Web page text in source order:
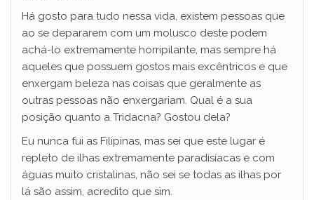
Há gosto para tudo nessa vida, existem pessoas que
ao se depararem com um molusco deste podem
achá-lo extremamente horripilante, mas sempre há
aqueles que possuem gostos mais excêntricos e que
enxergam beleza nas coisas que geralmente as
outras pessoas não enxergariam. Qual é a sua
posição quanto a Tridacna? Gostou dela?
Eu nunca fui as Filipinas, mas sei que este lugar é
repleto de ilhas extremamente paradisíacas e com
águas muito cristalinas, não sei se todas as ilhas por
lá são assim, acredito que sim.